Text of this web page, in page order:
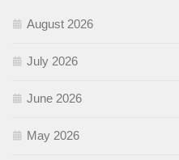
August 2026
July 2026
June 2026
May 2026